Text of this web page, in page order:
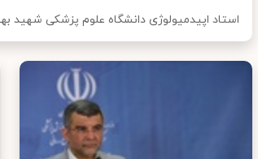
استاد اپیدمیولوژی دانشگاه علوم پزشکی شهید